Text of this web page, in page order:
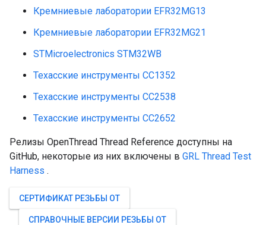
Кремниевые лаборатории EFR32MG13
Кремниевые лаборатории EFR32MG21
STMicroelectronics STM32WB
Техасские инструменты CC1352
Техасские инструменты CC2538
Техасские инструменты CC2652
Релизы OpenThread Thread Reference доступны на
GitHub, некоторые из них включены в GRL Thread Test
Harness .
СЕРТИФИКАТ РЕЗЬБЫ OT
СПРАВОЧНЫЕ ВЕРСИИ РЕЗЬБЫ OT